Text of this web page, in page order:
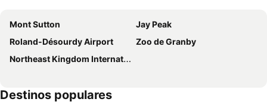
Mont Sutton
Jay Peak
Roland-Désourdy Airport
Zoo de Granby
Northeast Kingdom International Airport
Destinos populares